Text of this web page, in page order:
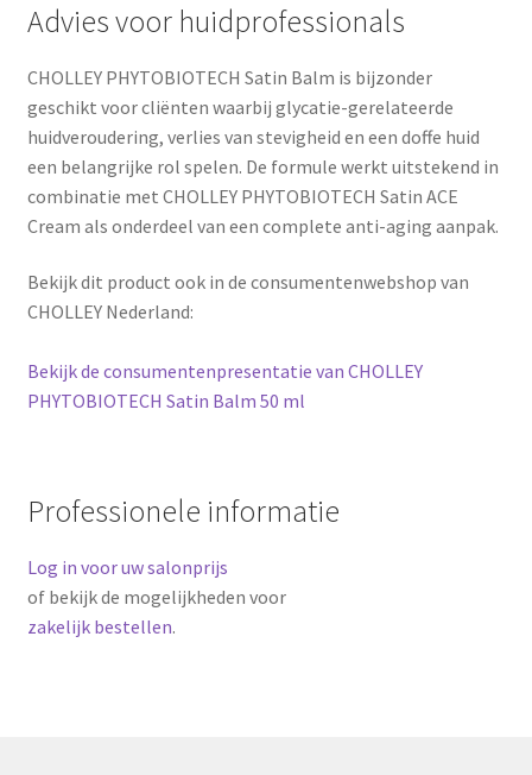
Advies voor huidprofessionals
CHOLLEY PHYTOBIOTECH Satin Balm is bijzonder
geschikt voor cliënten waarbij glycatie-gerelateerde
huidveroudering, verlies van stevigheid en een doffe huid
een belangrijke rol spelen. De formule werkt uitstekend in
combinatie met CHOLLEY PHYTOBIOTECH Satin ACE
Cream als onderdeel van een complete anti-aging aanpak.
Bekijk dit product ook in de consumentenwebshop van
CHOLLEY Nederland:
Bekijk de consumentenpresentatie van CHOLLEY
PHYTOBIOTECH Satin Balm 50 ml
Professionele informatie
Log in voor uw salonprijs
of bekijk de mogelijkheden voor
zakelijk bestellen.